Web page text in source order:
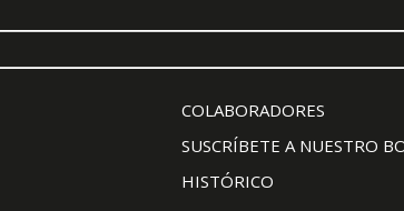
COLABORADORES
SUSCRÍBETE A NUESTRO
HISTÓRICO